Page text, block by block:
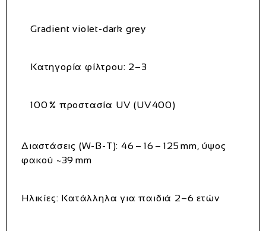
Gradient violet‑dark grey
Κατηγορία φίλτρου: 2–3
100 % προστασία UV (UV400)
Διαστάσεις (W‑B‑T): 46 – 16 – 125 mm, ύψος
φακού ~39 mm
Ηλικίες: Κατάλληλα για παιδιά 2–6 ετών